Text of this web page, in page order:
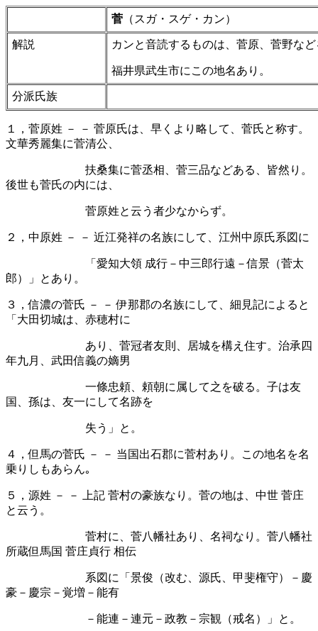
菅 （スガ・スゲ・カン）
解説 カンと音読するものは、菅原、菅野な
福井県武生市にこの地名あり。
分派氏族
１，菅原姓 － － 菅原氏は、早くより略して、菅氏と称す。
文華秀麗集に菅清公、
扶桑集に菅丞相、菅三品などある、皆然り。
後世も菅氏の内には、
菅原姓と云う者少なからず。
２，中原姓 － － 近江発祥の名族にして、江州中原氏系図に
「愛知大領 成行－中三郎行遠－信景（菅太
郎）」とあり。
３，信濃の菅氏 － － 伊那郡の名族にして、細見記によると
「大田切城は、赤穂村に
あり、菅冠者友則、居城を構え住す。治承四
年九月、武田信義の嫡男
一條忠頼、頼朝に属して之を破る。子は友
国、孫は、友一にして名跡を
失う」と。
４，但馬の菅氏 － － 当国出石郡に菅村あり。この地名を名
乗りしもあらん｡
５，源姓 － － 上記 菅村の豪族なり。菅の地は、中世 菅庄
と云う。
菅村に、菅八幡社あり、名祠なり。菅八幡社
所蔵但馬国 菅庄貞行 相伝
系図に「景俊（改む、源氏、甲斐権守）－慶
豪－慶宗－覚増－能有
－能連－連元－政教－宗観（戒名）」と。